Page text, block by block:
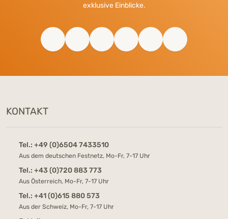
exklusive Einblicke.
KONTAKT
Tel.: +49 (0)6504 7433510
Aus dem deutschen Festnetz, Mo-Fr, 7-17 Uhr
Tel.: +43 (0)720 883 773
Aus Österreich, Mo-Fr, 7-17 Uhr
Tel.: +41 (0)615 880 573
Aus der Schweiz, Mo-Fr, 7-17 Uhr